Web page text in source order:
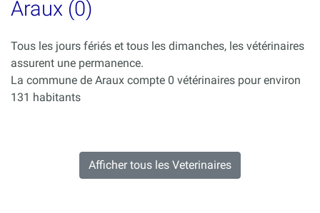
Araux (0)
Tous les jours fériés et tous les dimanches, les vétérinaires
assurent une permanence.
La commune de Araux compte 0 vétérinaires pour environ
131 habitants
Afficher tous les Veterinaires